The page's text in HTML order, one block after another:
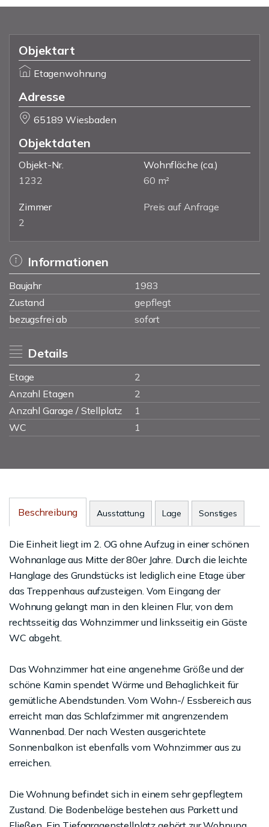
Objektart
Etagenwohnung
Adresse
65189 Wiesbaden
Objektdaten
Objekt-Nr.
1232
Wohnfläche (ca.)
60 m²
Zimmer
2
Preis auf Anfrage
Informationen
Baujahr
1983
Zustand
gepflegt
bezugsfrei ab
sofort
Details
Etage
2
Anzahl Etagen
2
Anzahl Garage / Stellplatz
1
WC
1
Beschreibung Ausstattung Lage Sonstiges
Die Einheit liegt im 2. OG ohne Aufzug in einer schönen
Wohnanlage aus Mitte der 80er Jahre. Durch die leichte
Hanglage des Grundstücks ist lediglich eine Etage über
das Treppenhaus aufzusteigen. Vom Eingang der
Wohnung gelangt man in den kleinen Flur, von dem
rechtsseitig das Wohnzimmer und linksseitig ein Gäste
WC abgeht.
Das Wohnzimmer hat eine angenehme Größe und der
schöne Kamin spendet Wärme und Behaglichkeit für
gemütliche Abendstunden. Vom Wohn-/ Essbereich aus
erreicht man das Schlafzimmer mit angrenzendem
Wannenbad. Der nach Westen ausgerichtete
Sonnenbalkon ist ebenfalls vom Wohnzimmer aus zu
erreichen.
Die Wohnung befindet sich in einem sehr gepflegtem
Zustand. Die Bodenbeläge bestehen aus Parkett und